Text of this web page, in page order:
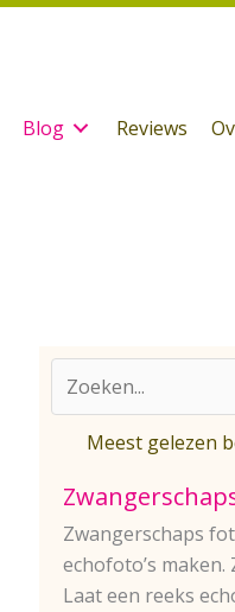
Blog Reviews
Meest gelezen
Zwangerschaps
echofoto’s
Laat een reeks